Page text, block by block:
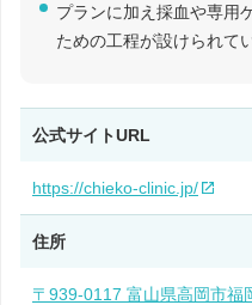
プランに加え採血や専用
ための工程が設けられて
公式サイトURL
https://chieko-clinic.jp/
住所
〒939-0117 富山県高岡市福